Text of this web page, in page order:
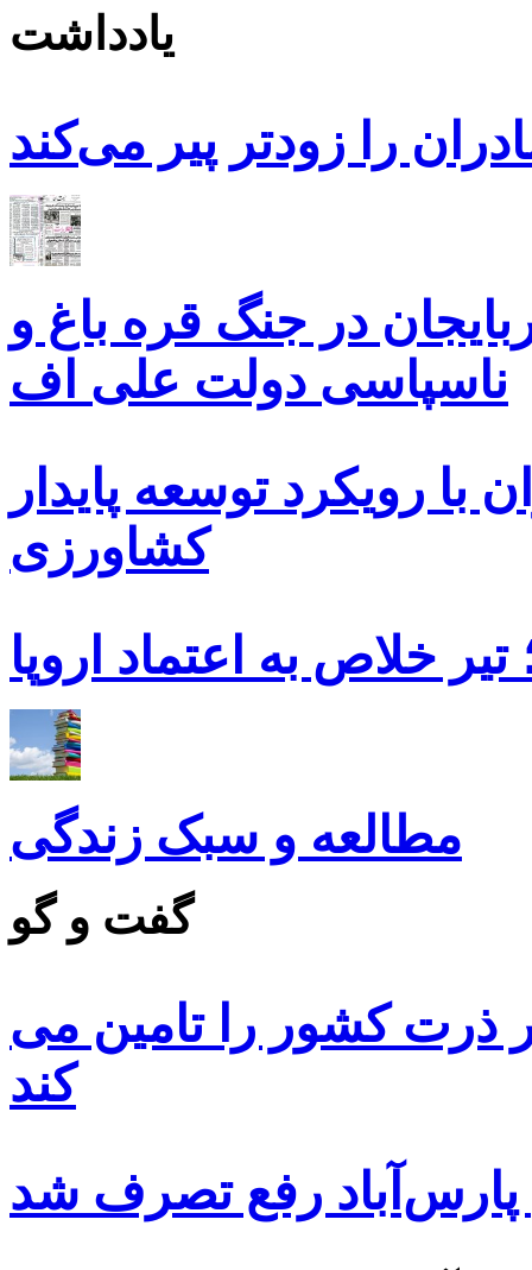
یادداشت
را زودتر پیر می‌کند
در جنگ قره باغ و
ناسپاسی دولت علی اف
با رویکرد توسعه پایدار
کشاورزی
خلاص به اعتماد اروپا
مطالعه و سبک زندگی
گفت و گو
۸۵ درصد بذر ذرت کشور را تامین می
کند
پارس‌آباد رفع تصرف شد